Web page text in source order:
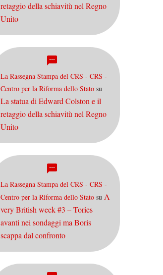
retaggio della schiavitù nel Regno
Unito
La Rassegna Stampa del CRS - CRS -
Centro per la Riforma dello Stato su
La statua di Edward Colston e il
retaggio della schiavitù nel Regno
Unito
La Rassegna Stampa del CRS - CRS -
Centro per la Riforma dello Stato su A
very British week #3 – Tories
avanti nei sondaggi ma Boris
scappa dal confronto